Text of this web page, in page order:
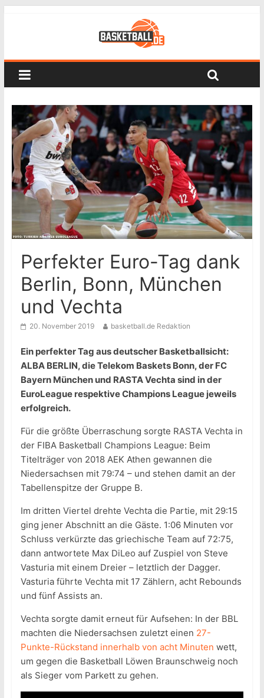
Perfekter Euro-Tag dank
Berlin, Bonn, München
und Vechta
20. November 2019 basketball.de Redaktion
Ein perfekter Tag aus deutscher Basketballsicht:
ALBA BERLIN, die Telekom Baskets Bonn, der FC
Bayern München und RASTA Vechta sind in der
EuroLeague respektive Champions League jeweils
erfolgreich.
Für die größte Überraschung sorgte RASTA Vechta in
der FIBA Basketball Champions League: Beim
Titelträger von 2018 AEK Athen gewannen die
Niedersachsen mit 79:74 – und stehen damit an der
Tabellenspitze der Gruppe B.
Im dritten Viertel drehte Vechta die Partie, mit 29:15
ging jener Abschnitt an die Gäste. 1:06 Minuten vor
Schluss verkürzte das griechische Team auf 72:75,
dann antwortete Max DiLeo auf Zuspiel von Steve
Vasturia mit einem Dreier – letztlich der Dagger.
Vasturia führte Vechta mit 17 Zählern, acht Rebounds
und fünf Assists an.
Vechta sorgte damit erneut für Aufsehen: In der BBL
machten die Niedersachsen zuletzt einen 27-
Punkte-Rückstand innerhalb von acht Minuten wett,
um gegen die Basketball Löwen Braunschweig noch
als Sieger vom Parkett zu gehen.